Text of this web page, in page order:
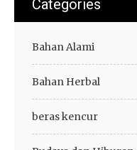
Categories
Bahan Alami
Bahan Herbal
beras kencur